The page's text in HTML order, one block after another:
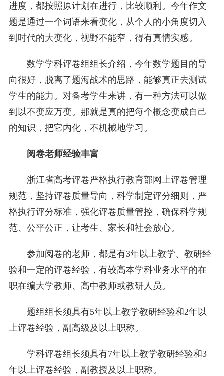
进度，都按照原计划在进行，比较顺利。今年作文
题是通过一个词语来看变化，从个人的小角度切入
到时代的大变化，视野不能窄，得有真情实感。
数学学科评卷组组长介绍，今年数学题目的导
向很好，脱离了题海战术的思路，能够真正去测试
学生的能力。对备考学生来讲，有一种方法可以做
到以不变应万变。那就是真的把每个概念变成自己
的知识，把它内化，不机械地学习。
阅卷老师经验丰富
浙江省高考评卷严格执行教育部网上评卷管理
规范，坚持评卷质量导向，科学制定评分细则，严
格执行评分标准，强化评卷质量管控，确保科学规
范、公平公正，让考生、家长和社会放心。
参加阅卷的老师，都是有3年以上教学、教研经
验和一定的评卷经验，有较高本学科业务水平的在
职在编大学教师、高中教师或教研人员。
题组组长须具有5年以上教学教研经验和2年以
上评卷经验，副高级及以上职称。
学科评卷组长须具有7年以上教学教研经验和3
年以上评卷经验，副教授及以上职称。